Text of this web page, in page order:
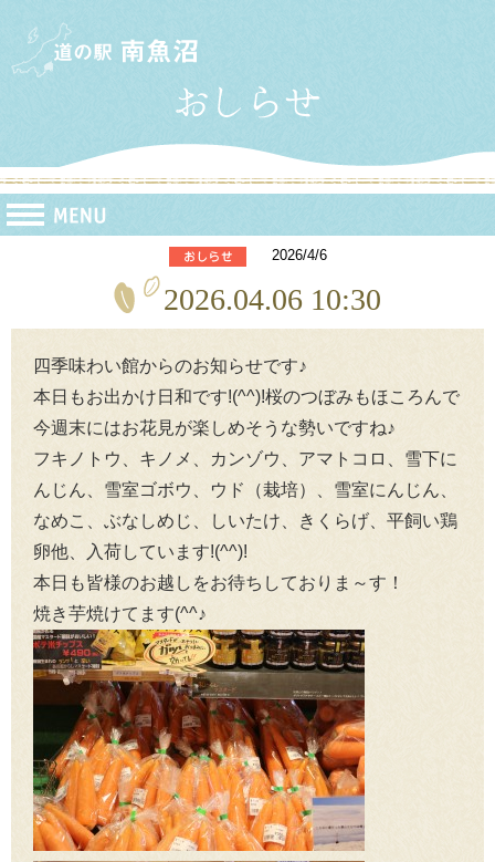
2026/4/6
2026.04.06 10:30
四季味わい館からのお知らせです♪
本日もお出かけ日和です!(^^)!桜のつぼみもほころんで
今週末にはお花見が楽しめそうな勢いですね♪
フキノトウ、キノメ、カンゾウ、アマトコロ、雪下に
んじん、雪室ゴボウ、ウド（栽培）、雪室にんじん、
なめこ、ぶなしめじ、しいたけ、きくらげ、平飼い鶏
卵他、入荷しています!(^^)!
本日も皆様のお越しをお待ちしておりま～す！
焼き芋焼けてます(^^♪